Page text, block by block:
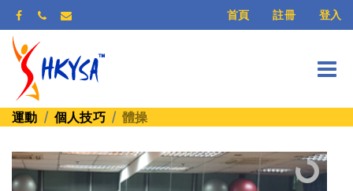
首頁 註冊 登入
運動 個人技巧 體操